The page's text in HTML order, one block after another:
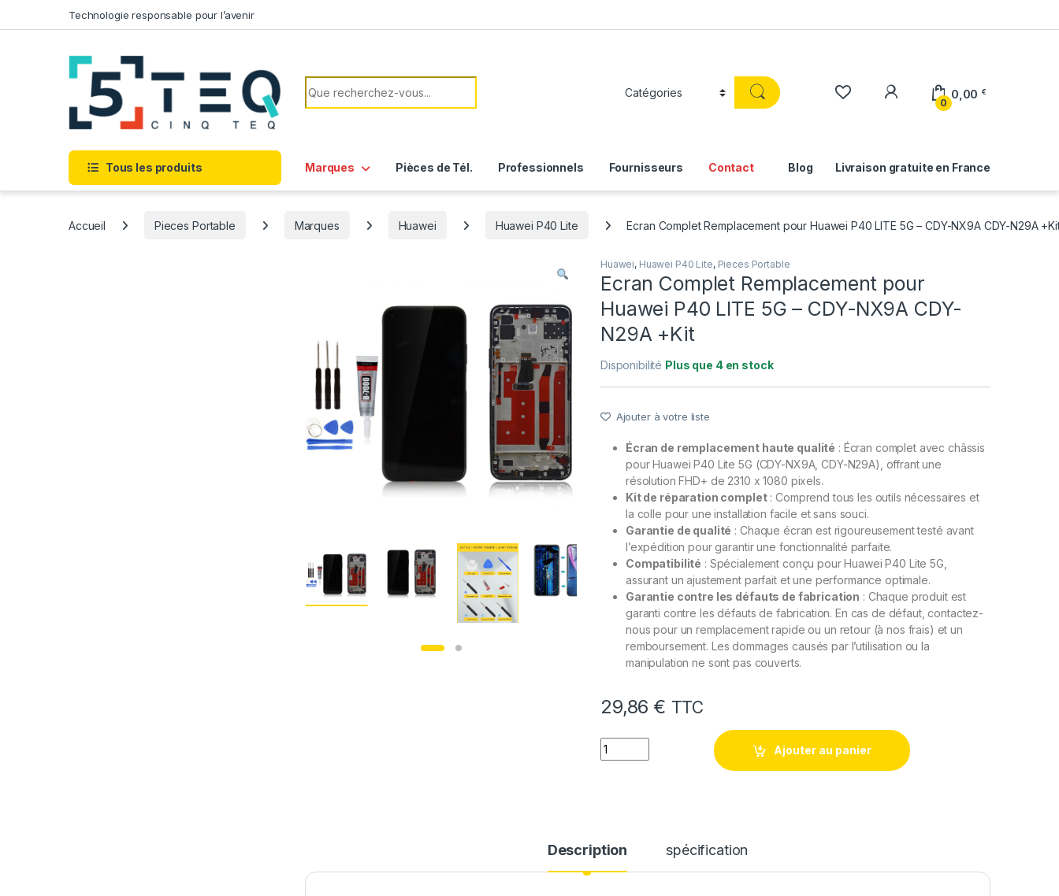
Technologie responsable pour l’avenir
Rechercher:
0
0,00 €
Tous les produits Marques Pièces de Tél. Professionnels Fournisseurs Contact Livraison gratuite en France
Blog
Accueil Pieces Portable Marques Huawei Huawei P40 Lite Ecran Complet Remplacement pour Huawei P40 LITE 5G – CDY-NX9A CDY-N29A
Huawei, Huawei P40 Lite, Pieces Portable
Ecran Complet Remplacement pour
Huawei P40 LITE 5G – CDY-NX9A CDY-
N29A +Kit
Disponibilité Plus que 4 en stock
Ajouter à votre liste
Écran de remplacement haute qualité : Écran complet avec châssis
pour Huawei P40 Lite 5G (CDY-NX9A, CDY-N29A), offrant une
résolution FHD+ de 2310 x 1080 pixels.
Kit de réparation complet: Comprend tous les outils nécessaires et
la colle pour une installation facile et sans souci.
Garantie de qualité : Chaque écran est rigoureusement testé avant
l’expédition pour garantir une fonctionnalité parfaite.
Compatibilité : Spécialement conçu pour Huawei P40 Lite 5G,
assurant un ajustement parfait et une performance optimale.
Garantie contre les défauts de fabrication : Chaque produit est
garanti contre les défauts de fabrication. En cas de défaut, contactez-
nous pour un remplacement rapide ou un retour (à nos frais) et un
remboursement. Les dommages causés par l’utilisation ou la
manipulation ne sont pas couverts.
29,86 € TTC
quantité de Ecran Complet Remplacement pour Huawei P40 LITE 5G - CDY-NX9A
Ajouter au panier
Description spécification